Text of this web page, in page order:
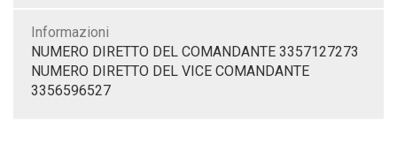
Informazioni
NUMERO DIRETTO DEL COMANDANTE 3357127273
NUMERO DIRETTO DEL VICE COMANDANTE
3356596527